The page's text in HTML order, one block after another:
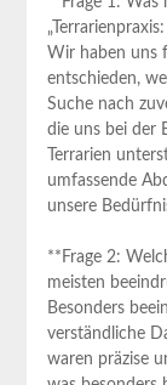
Wir haben uns
entschieden,
Suche⁣ nach
die uns bei der
Terrarien
umfassende
unsere
**Frage 2:
meisten
Besonders
‍verständliche
waren präzise